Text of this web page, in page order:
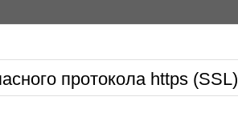
протокола https (SSL)